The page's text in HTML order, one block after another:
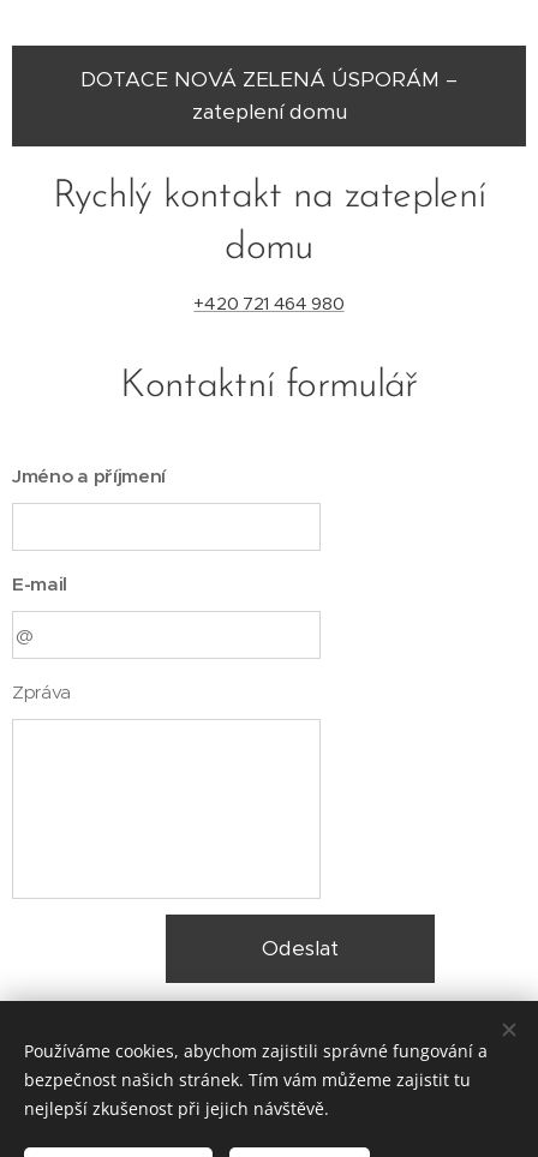
DOTACE NOVÁ ZELENÁ ÚSPORÁM –
zateplení domu
Rychlý kontakt na zateplení
domu
+420 721 464 980
Kontaktní formulář
Jméno a příjmení
E-mail
Zpráva
Odeslat
© 2025 Zateplení fasády Praha |Lokality
Používáme cookies, abychom zajistili správné fungování a
bezpečnost našich stránek. Tím vám můžeme zajistit tu
nejlepší zkušenost při jejich návštěvě.